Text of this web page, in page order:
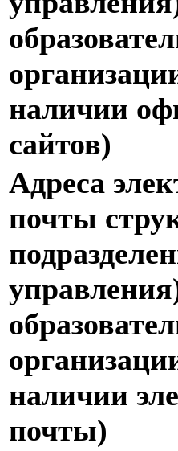
наличии
сайтов)
Адреса
почты
наличии
почты)